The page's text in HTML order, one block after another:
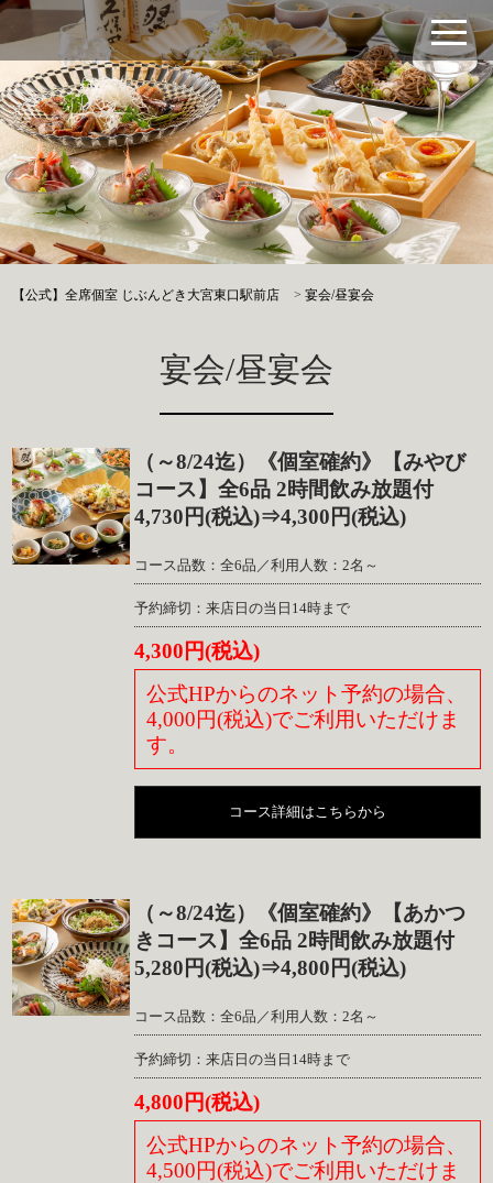
【公式】全席個室 じぶんどき大宮東口駅前店 >宴会/昼宴会
宴会/昼宴会
（～8/24迄）《個室確約》【みやび
コース】全6品 2時間飲み放題付
4,730円(税込)⇒4,300円(税込)
コース品数：全6品／利用人数：2名～
予約締切：来店日の当日14時まで
4,300円(税込)
公式HPからのネット予約の場合、
4,000円(税込)でご利用いただけま
す。
コース詳細はこちらから
（～8/24迄）《個室確約》【あかつ
きコース】全6品 2時間飲み放題付
5,280円(税込)⇒4,800円(税込)
コース品数：全6品／利用人数：2名～
予約締切：来店日の当日14時まで
4,800円(税込)
公式HPからのネット予約の場合、
4,500円(税込)でご利用いただけま